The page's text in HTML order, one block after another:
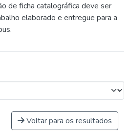
de ficha catalográfica deve ser
elaborado e entregue para a
Voltar para os resultados